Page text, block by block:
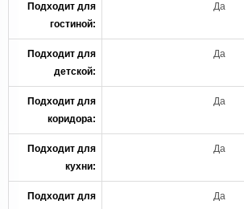
Подходит для
гостиной:
Да
Подходит для
детской:
Да
Подходит для
коридора:
Да
Подходит для
кухни:
Да
Подходит для
Да